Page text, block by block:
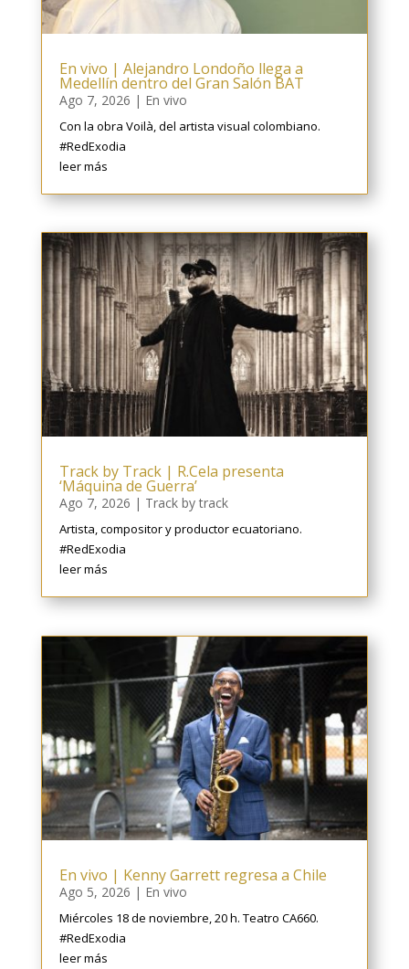
En vivo | Alejandro Londoño llega a
Medellín dentro del Gran Salón BAT
Ago 7, 2026 | En vivo
Con la obra Voilà, del artista visual colombiano.
#RedExodia
leer más
Track by Track | R.Cela presenta
‘Máquina de Guerra’
Ago 7, 2026 | Track by track
Artista, compositor y productor ecuatoriano.
#RedExodia
leer más
En vivo | Kenny Garrett regresa a Chile
Ago 5, 2026 | En vivo
Miércoles 18 de noviembre, 20 h. Teatro CA660.
#RedExodia
leer más